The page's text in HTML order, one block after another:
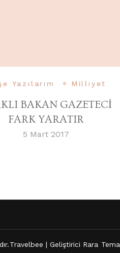
Yazılarım Milliyet
BAKAN GAZETECİ
FARK YARATIR
5 Mart 2017
Travelbee | Geliştirici Rara Tema